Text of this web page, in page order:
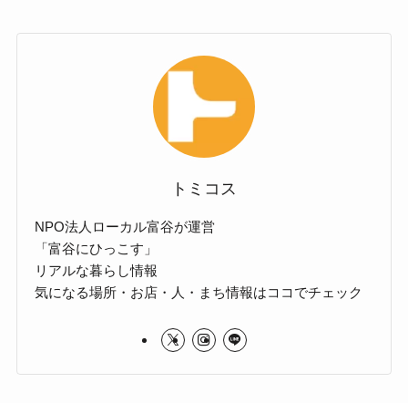
トミコス
NPO法人ローカル富谷が運営
「富谷にひっこす」
リアルな暮らし情報
気になる場所・お店・人・まち情報はココでチェック